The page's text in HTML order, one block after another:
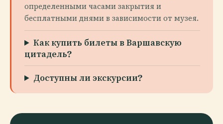
определенными часами закрытия и
бесплатными днями в зависимости от музея.
Как купить билеты в Варшавскую
цитадель?
Доступны ли экскурсии?